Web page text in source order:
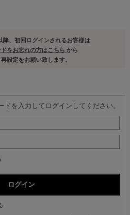
、初回ログインされるお客様は
をお忘れの方はこちら から
設定をお願い致します。
ドを入力してログインしてください。